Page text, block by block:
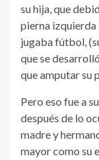
su hija, que
pierna izquierda
jugaba fútbol,
que se
que amputar su
Pero eso fue a
después de lo
madre y
mayor como su